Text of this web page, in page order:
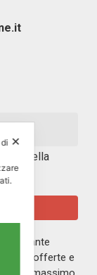
della
costante
nuove offerte e
✕